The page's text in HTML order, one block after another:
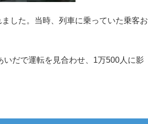
した。当時、列車に乗っていた乗客お
だで運転を見合わせ、1万500人に影